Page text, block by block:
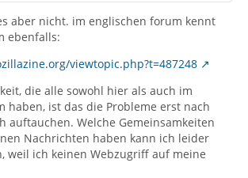
aber nicht. im englischen forum kennt
ebenfalls:
viewtopic.php?t=487248
die alle sowohl hier als auch im
haben, ist das die Probleme erst nach
auftauchen. Welche Gemeinsamkeiten
Nachrichten haben kann ich leider
weil ich keinen Webzugriff auf meine